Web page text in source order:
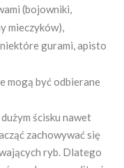
(bojowniki,
mieczyków),
gurami, apisto
mogą być odbierane
ścisku nawet
zachowywać się
ryb. Dlatego